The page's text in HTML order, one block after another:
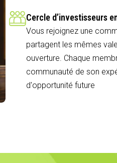
Cercle d’investisseurs
Vous rejoignez une
partagent les mêmes
ouverture. Chaque
communauté de son
d'opportunité future